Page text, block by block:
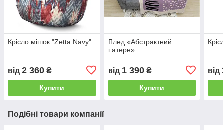
Крісло мішок "Zetta Navy"
від 2 360 ₴
Купити
Плед «Абстрактний
патерн»
від 1 390₴
Купити
від
Подібні товари компанії